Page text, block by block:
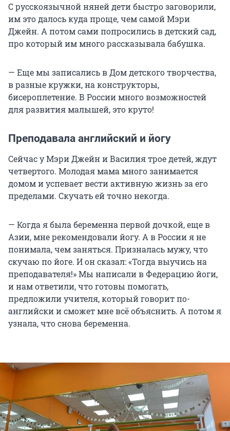
С русскоязычной няней дети быстро заговорили,
им это далось куда проще, чем самой Мэри
Джейн. А потом сами попросились в детский сад,
про который им много рассказывала бабушка.
— Еще мы записались в Дом детского творчества,
в разные кружки, на конструкторы,
бисероплетение. В России много возможностей
для развития малышей, это круто!
Преподавала английский и йогу
Сейчас у Мэри Джейн и Василия трое детей, ждут
четвертого. Молодая мама много занимается
домом и успевает вести активную жизнь за его
пределами. Скучать ей точно некогда.
— Когда я была беременна первой дочкой, еще в
Азии, мне рекомендовали йогу. А в России я не
понимала, чем заняться. Призналась мужу, что
скучаю по йоге. И он сказал: «Тогда выучись на
преподавателя!» Мы написали в Федерацию йоги,
и нам ответили, что готовы помогать,
предложили учителя, который говорит по-
английски и сможет мне всё объяснить. А потом я
узнала, что снова беременна.